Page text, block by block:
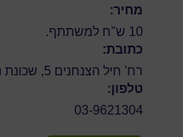
מחיר:
10 ש"ח למשתתף.
כתובת:
רח' חיל הצנחנים 5, שכונת נווה חוף
טלפון:
03-9621304